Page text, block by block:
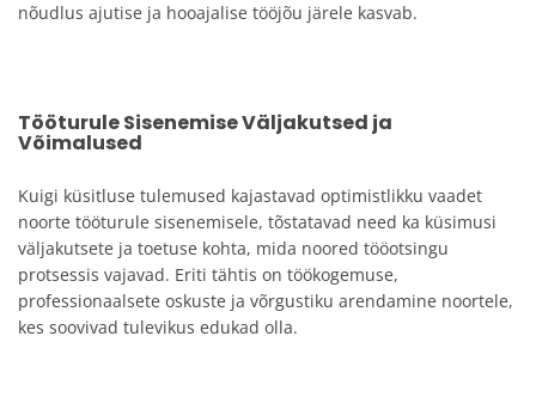
nõudlus ajutise ja hooajalise tööjõu järele kasvab.
Tööturule Sisenemise Väljakutsed ja
Võimalused
Kuigi küsitluse tulemused kajastavad optimistlikku vaadet
noorte tööturule sisenemisele, tõstatavad need ka küsimusi
väljakutsete ja toetuse kohta, mida noored tööotsingu
protsessis vajavad. Eriti tähtis on töökogemuse,
professionaalsete oskuste ja võrgustiku arendamine noortele,
kes soovivad tulevikus edukad olla.